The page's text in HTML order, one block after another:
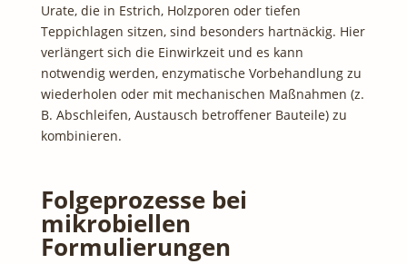
Urate, die in Estrich, Holzporen oder tiefen
Teppichlagen sitzen, sind besonders hartnäckig. Hier
verlängert sich die Einwirkzeit und es kann
notwendig werden, enzymatische Vorbehandlung zu
wiederholen oder mit mechanischen Maßnahmen (z.
B. Abschleifen, Austausch betroffener Bauteile) zu
kombinieren.
Folgeprozesse bei
mikrobiellen
Formulierungen